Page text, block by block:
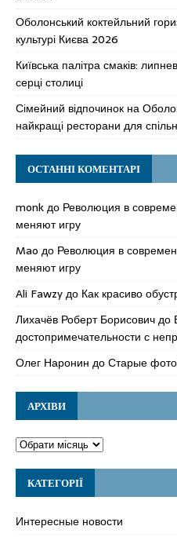
Оболонський коктейльний
культурі Києва 2026
Київська палітра смаків:
серці столиці
Сімейний відпочинок на
найкращі ресторани для
ОСТАННІ КОМЕНТАРІ
monkдо Революция в
меняют игру
Mao до Революция в
меняют игру
Ali Fawzyдо Как красиво
Лихачёв Роберт Борисовичдо
достопримечательности с
Олег Наронин доСтарые
АРХІВИ
КАТЕГОРІЇ
Интересные новости